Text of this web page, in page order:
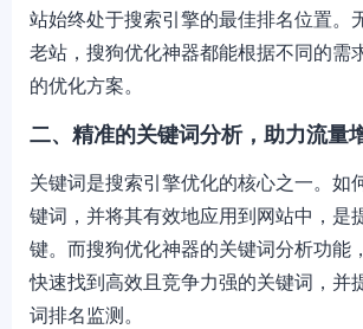
站始终处于搜索引擎的最佳排名位置。
老站，搜狗优化神器都能根据不同的需
的优化方案。
二、精准的关键词分析，助力流量
关键词是搜索引擎优化的核心之一。如
键词，并将其有效地应用到网站中，是
键。而搜狗优化神器的关键词分析功能
快速找到高效且竞争力强的关键词，并
词排名监测。